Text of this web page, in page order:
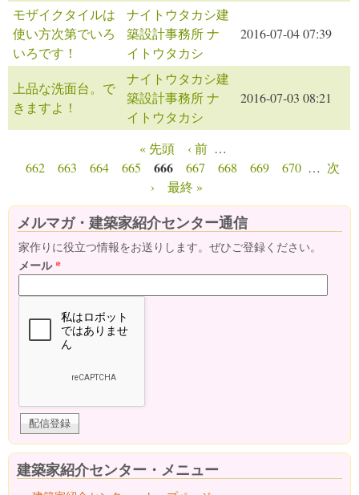
モザイクタイルは
使い方次第でいろ
いろです！
ナイトウタカシ建
築設計事務所 ナ
イトウタカシ
2016-07-04 07:39
上品な洗面台。で
きますよ！
ナイトウタカシ建
築設計事務所 ナ
イトウタカシ
2016-07-03 08:21
ページ « 先頭 ‹ 前 …
662
663 664 665 666 667 668 669 670 … 次
›
最終 »
メルマガ・建築家紹介センター通信
家作りに役立つ情報をお送りします。ぜひご登録ください。
メール*
建築家紹介センター・メニュー